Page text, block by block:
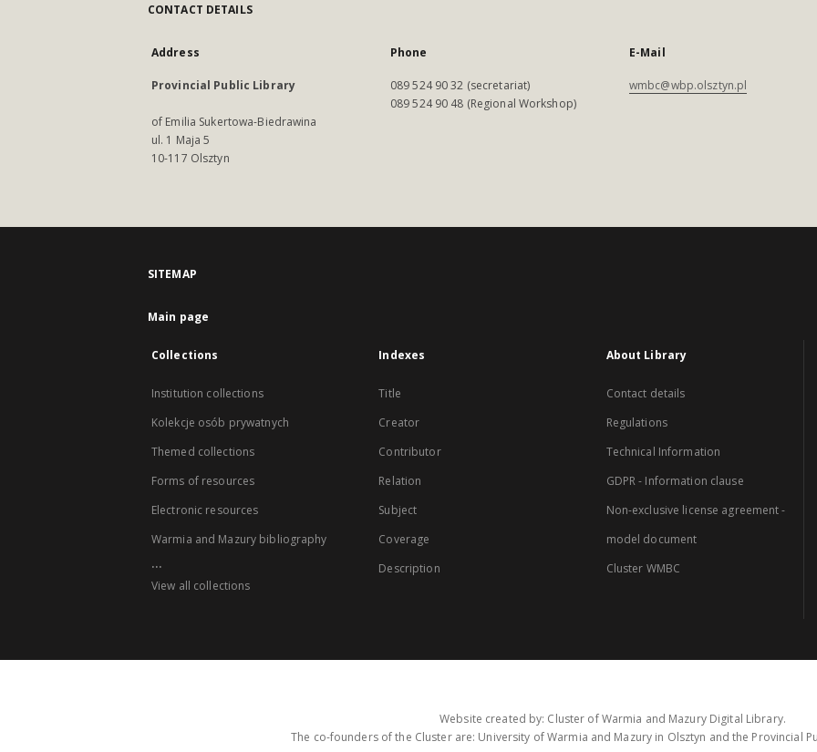
CONTACT DETAILS
Address
Provincial Public Library
of Emilia Sukertowa-Biedrawina
ul. 1 Maja 5
10-117 Olsztyn
Phone
089 524 90 32 (secretariat)
089 524 90 48 (Regional Workshop)
E-Mail
wmbc@wbp.olsztyn.pl
SITEMAP
Main page
Collections
Institution collections
Kolekcje osób prywatnych
Themed collections
Forms of resources
Electronic resources
Warmia and Mazury bibliography
...
View all collections
Indexes
Title
Creator
Contributor
Relation
Subject
Coverage
Description
About Library
Contact details
Regulations
Technical Information
GDPR - Information clause
Non-exclusive license agreement -
model document
Cluster WMBC
Website created by: Cluster of Warmia and Mazury Digital Library.
The co-founders of the Cluster are: University of Warmia and Mazury in Olsztyn and the Provincial